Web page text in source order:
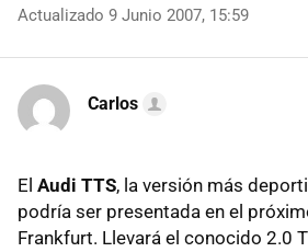
Actualizado 9 Junio 2007, 15:59
Carlos
El Audi TTS, la versión más
podría ser presentada en el
Frankfurt. Llevará el conocido 2.0